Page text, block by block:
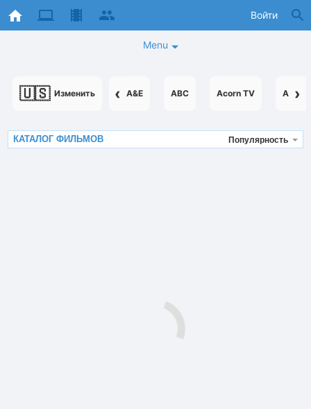
Войти
Menu
🇺🇸 Изменить ‹ ›
A&E ABC Acorn TV
КАТАЛОГ ФИЛЬМОВ Популярность